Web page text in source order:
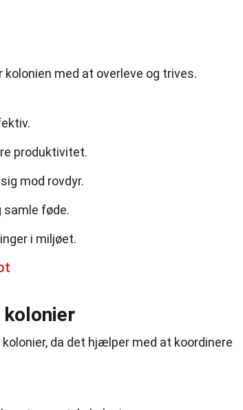
med at overleve og trives.
produktivitet.
mod rovdyr.
samle føde.
i miljøet.
kolonier
da det hjælper med at koordinere